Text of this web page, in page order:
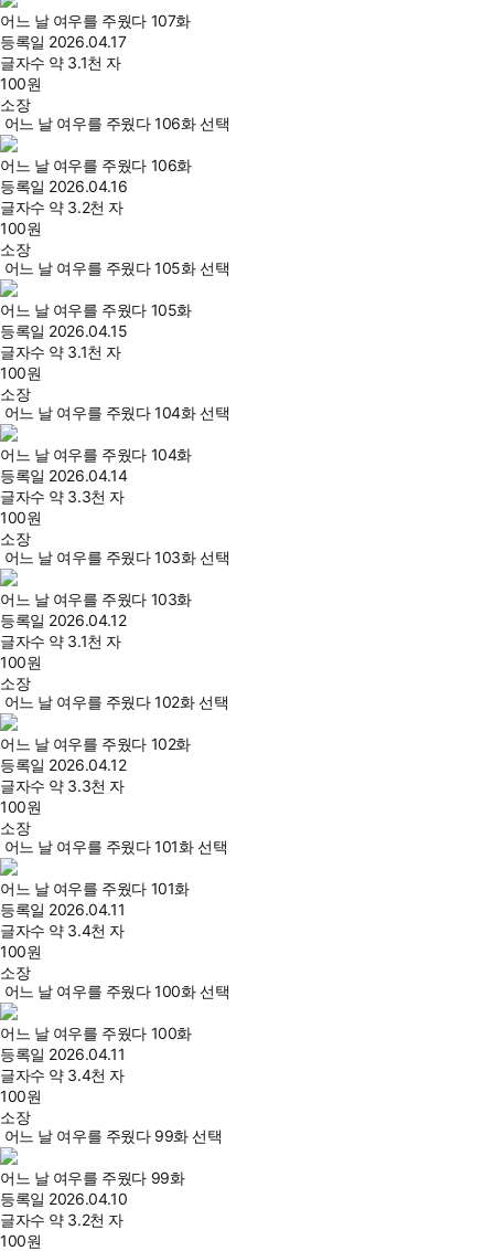
어느 날 여우를 주웠다 107화
등록일 2026.04.17
글자수 약 3.1천 자
100원
소장
어느 날 여우를 주웠다 106화 선택
어느 날 여우를 주웠다 106화
등록일 2026.04.16
글자수 약 3.2천 자
100원
소장
어느 날 여우를 주웠다 105화 선택
어느 날 여우를 주웠다 105화
등록일 2026.04.15
글자수 약 3.1천 자
100원
소장
어느 날 여우를 주웠다 104화 선택
어느 날 여우를 주웠다 104화
등록일 2026.04.14
글자수 약 3.3천 자
100원
소장
어느 날 여우를 주웠다 103화 선택
어느 날 여우를 주웠다 103화
등록일 2026.04.12
글자수 약 3.1천 자
100원
소장
어느 날 여우를 주웠다 102화 선택
어느 날 여우를 주웠다 102화
등록일 2026.04.12
글자수 약 3.3천 자
100원
소장
어느 날 여우를 주웠다 101화 선택
어느 날 여우를 주웠다 101화
등록일 2026.04.11
글자수 약 3.4천 자
100원
소장
어느 날 여우를 주웠다 100화 선택
어느 날 여우를 주웠다 100화
등록일 2026.04.11
글자수 약 3.4천 자
100원
소장
어느 날 여우를 주웠다 99화 선택
어느 날 여우를 주웠다 99화
등록일 2026.04.10
글자수 약 3.2천 자
100원